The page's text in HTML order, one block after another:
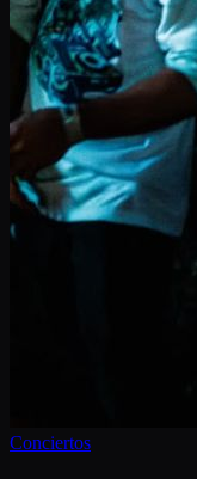
Conciertos